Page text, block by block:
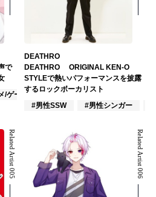
で
/ゲーム #J-POP
DEATHRO
DEATHRO ORIGINAL KEN-O
STYLEで熱いパフォーマンスを披露
するロックボーカリスト
#男性SSW
#男性シンガー
Related Artist 005 Related Artist 006